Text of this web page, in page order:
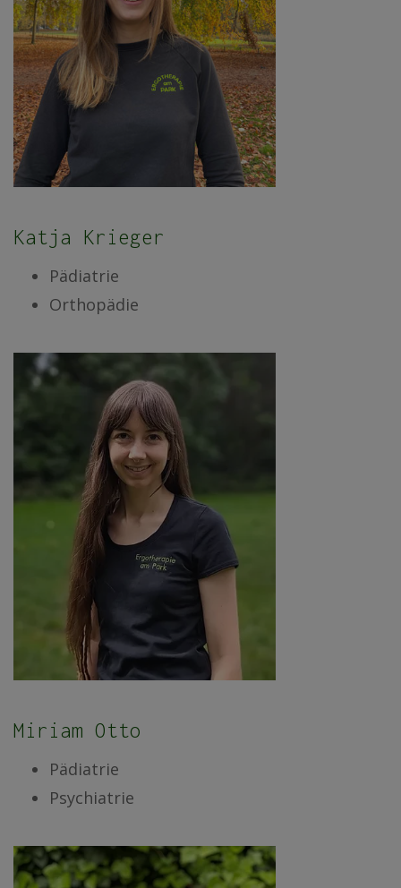
Katja Krieger
Pädiatrie
Orthopädie
Miriam Otto
Pädiatrie
Psychiatrie